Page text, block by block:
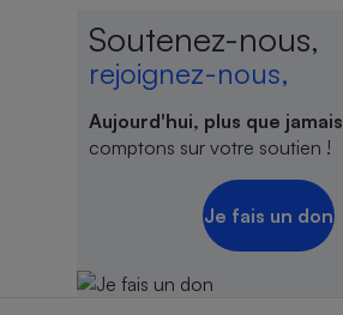
Soutenez-nous,
rejoignez-nous,
Aujourd'hui, plus que jamais
comptons sur votre soutien !
Je fais un don